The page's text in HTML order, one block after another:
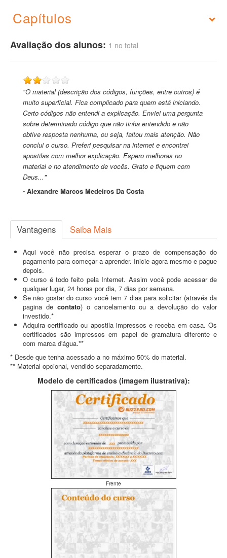
Capítulos
Avaliação dos alunos: 1 no total
"O material (descrição dos códigos, funções, entre outros) é
muito superficial. Fica complicado para quem está iniciando.
Certo códigos não entendi a explicação. Enviei uma pergunta
sobre determinado código que não tinha entendido e não
obtive resposta nenhuma, ou seja, faltou mais atenção. Não
conclui o curso. Preferi pesquisar na internet e encontrei
apostilas com melhor explicação. Espero melhoras no
material e no atendimento de vocês. Grato e fiquem com
Deus..."
- Alexandre Marcos Medeiros Da Costa
Vantagens Saiba Mais
Aqui você não precisa esperar o prazo de compensação do
pagamento para começar a aprender. Inicie agora mesmo e pague
depois.
O curso é todo feito pela Internet. Assim você pode acessar de
qualquer lugar, 24 horas por dia, 7 dias por semana.
Se não gostar do curso você tem 7 dias para solicitar (através da
pagina de contato) o cancelamento ou a devolução do valor
investido.*
Adquira certificado ou apostila impressos e receba em casa. Os
certificados são impressos em papel de gramatura diferente e
com marca d'água.**
* Desde que tenha acessado a no máximo 50% do material.
** Material opcional, vendido separadamente.
Modelo de certificados (imagem ilustrativa):
Frente